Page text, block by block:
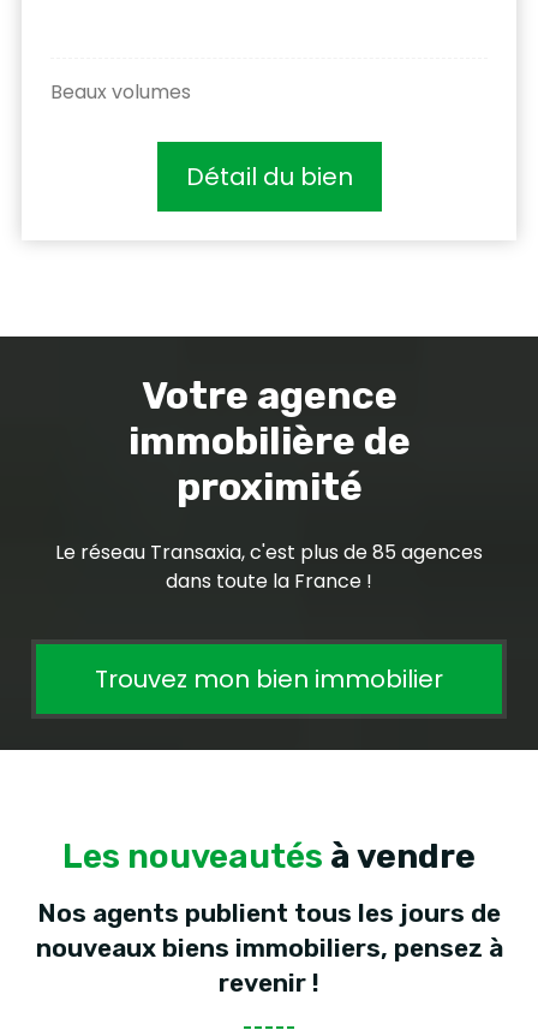
Beaux volumes
Détail du bien
Votre agence
immobilière de
proximité
Le réseau Transaxia, c'est plus de 85 agences
dans toute la France !
Trouvez mon bien immobilier
Les nouveautés à vendre
Nos agents publient tous les jours de
nouveaux biens immobiliers, pensez à
revenir !